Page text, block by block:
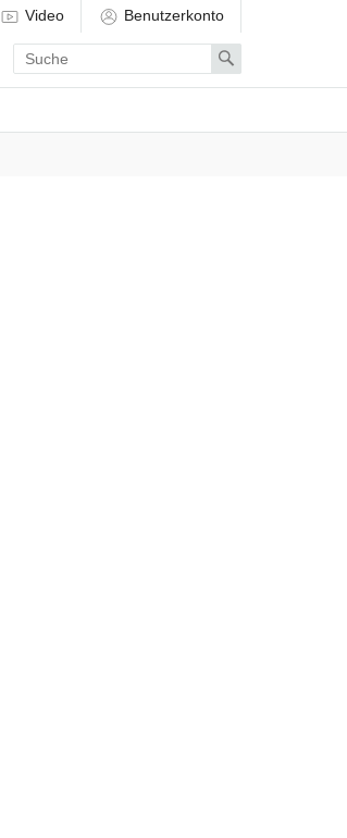
Video Benutzerkonto
Enter
search
term
Search